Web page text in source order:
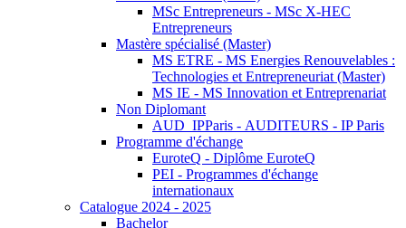
MSc Entrepreneurs - MSc X-HEC
Entrepreneurs
Mastère spécialisé (Master)
MS ETRE - MS Energies Renouvelables :
Technologies et Entrepreneuriat (Master)
MS IE - MS Innovation et Entreprenariat
Non Diplomant
AUD_IPParis - AUDITEURS - IP Paris
Programme d'échange
EuroteQ - Diplôme EuroteQ
PEI - Programmes d'échange
internationaux
Catalogue 2024 - 2025
Bachelor